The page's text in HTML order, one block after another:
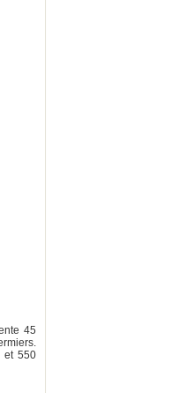
45
et 550